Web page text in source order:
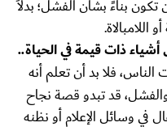
بناءً بشأن الفشل؛ بدلاً
اللامبالاة.
ذات قيمة في الحياة..
فلا بد أن تعلم أنه
قد تبدو قصة نجاح
وسائل الإعلام أو نظنه